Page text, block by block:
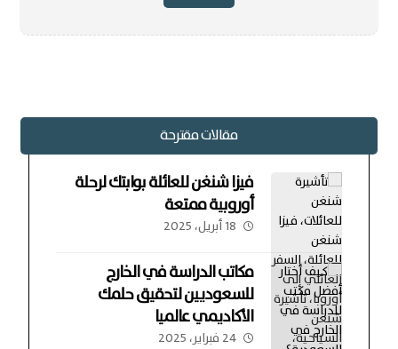
مقالات مقترحة
فيزا شنغن للعائلة بوابتك لرحلة
أوروبية ممتعة
18 أبريل، 2025
مكاتب الدراسة في الخارج
للسعوديين لتحقيق حلمك
الأكاديمي عالميا
24 فبراير، 2025